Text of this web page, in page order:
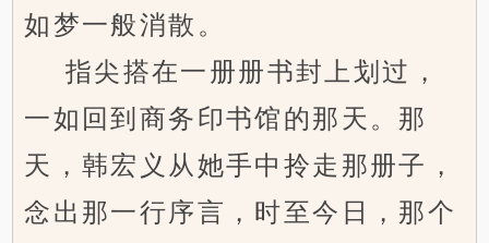
如梦一般消散。
指尖搭在一册册书封上划过，
一如回到商务印书馆的那天。那
天，韩宏义从她手中拎走那册子，
念出那一行序言，时至今日，那个